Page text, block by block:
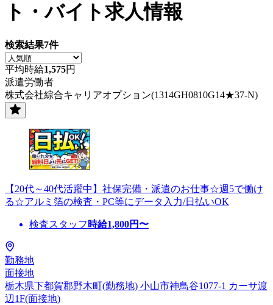
ト・バイト求人情報
検索結果7件
平均時給1,575円
派遣労働者
株式会社綜合キャリアオプション(1314GH0810G14★37-N)
【20代～40代活躍中】社保完備・派遣のお仕事☆週5で働け
る☆アルミ箔の検査・PC等にデータ入力/日払いOK
検査スタッフ 時給1,800円〜
勤務地
面接地
栃木県下都賀郡野木町(勤務地) 小山市神鳥谷1077-1 カーサ渡
辺1F(面接地)